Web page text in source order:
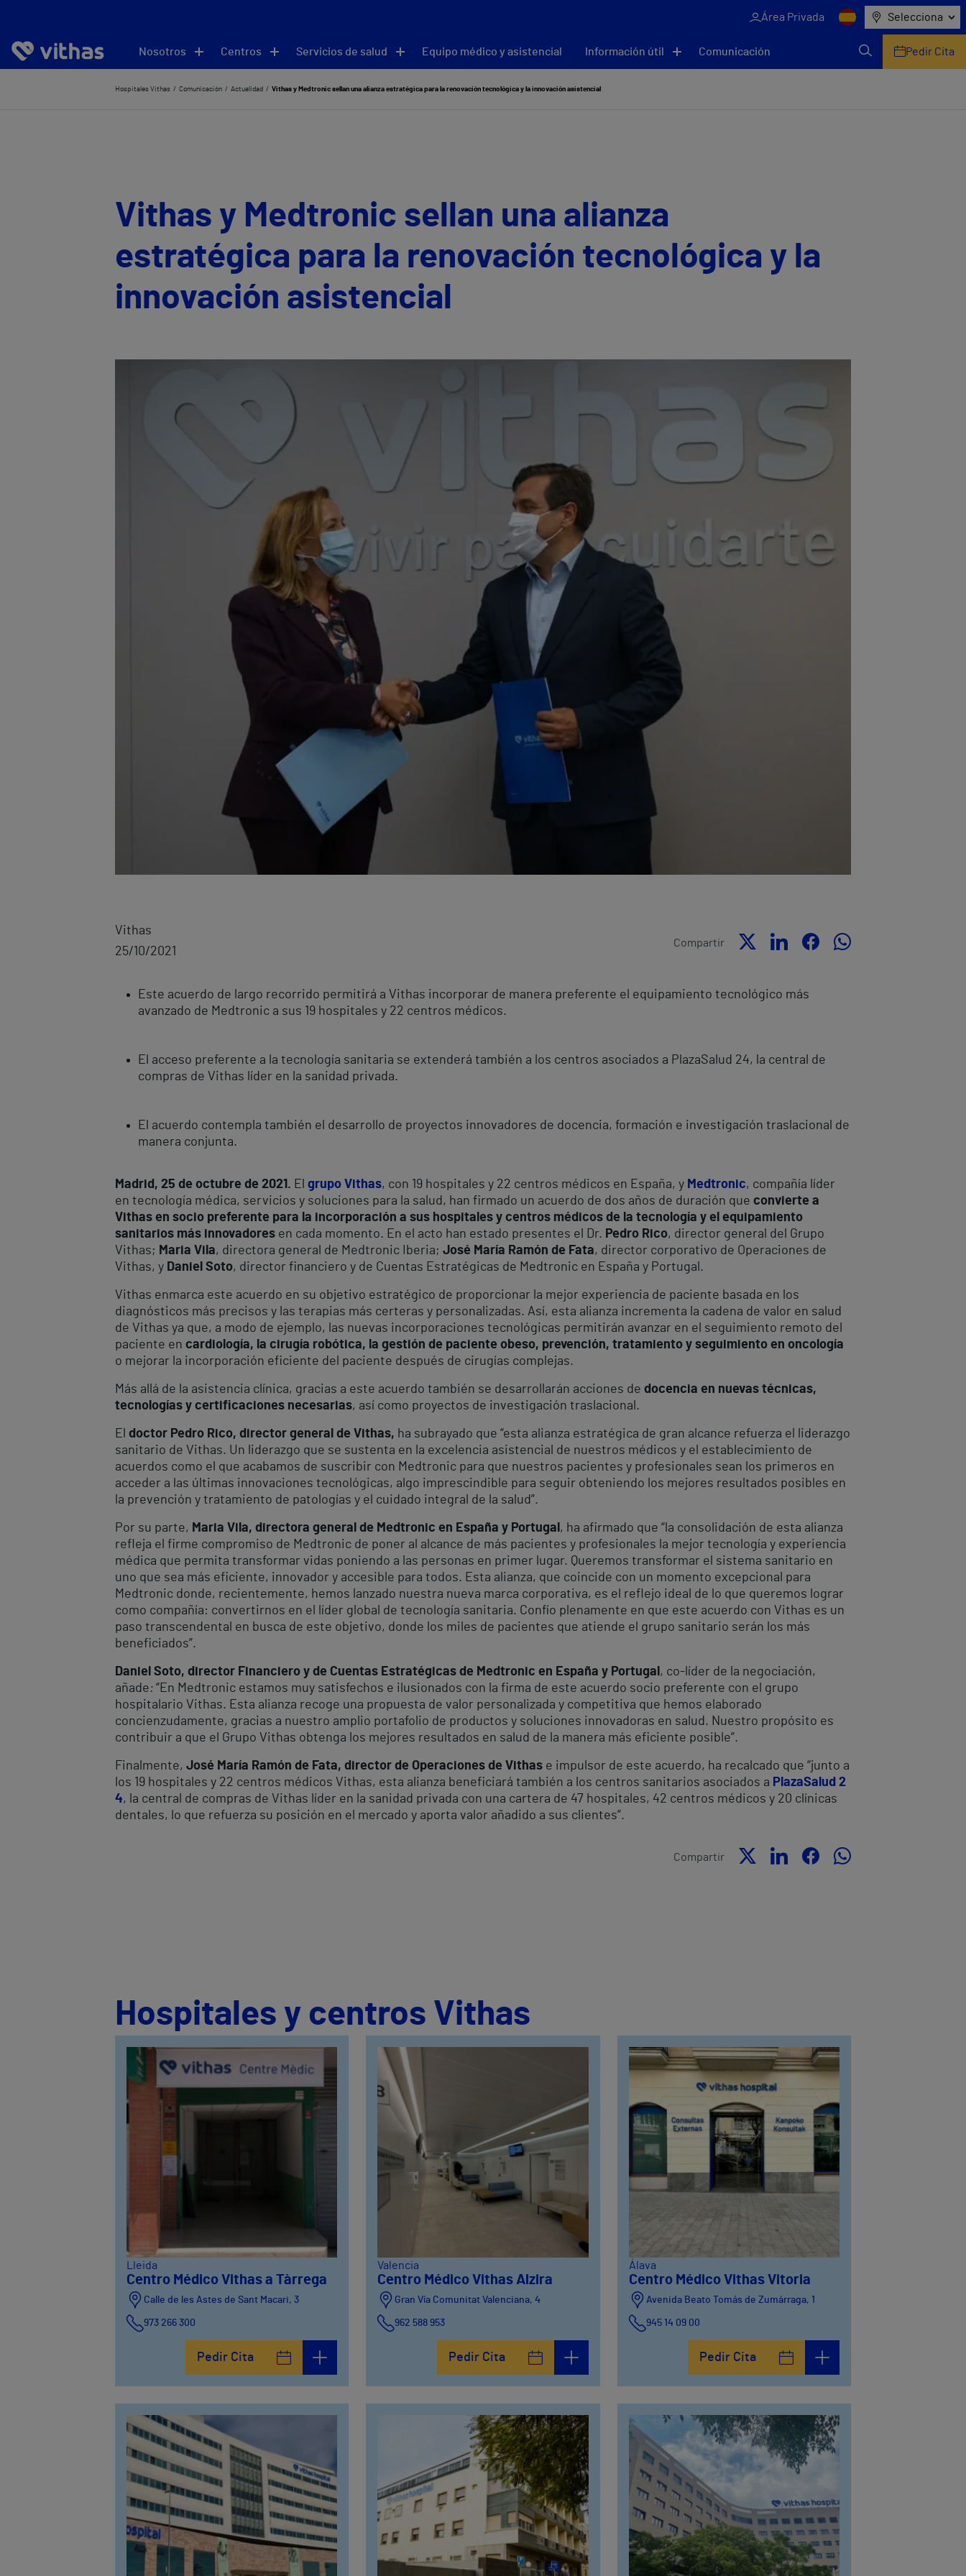
Área Privada Selecciona
Nosotros Centros Servicios de salud Equipo médico y asistencial Información útil Comunicación Pedir Cita
Hospitales Vithas Comunicación Actualidad Vithas y Medtronic sellan una alianza estratégica para la renovación tecnológica y la innovación asistencial
Vithas y Medtronic sellan una alianza
estratégica para la renovación tecnológica y la
innovación asistencial
Vithas
25/10/2021
Compartir
Este acuerdo de largo recorrido permitirá a Vithas incorporar de manera preferente el equipamiento tecnológico más
avanzado de Medtronic a sus 19 hospitales y 22 centros médicos.
El acceso preferente a la tecnología sanitaria se extenderá también a los centros asociados a PlazaSalud 24, la central de
compras de Vithas líder en la sanidad privada.
El acuerdo contempla también el desarrollo de proyectos innovadores de docencia, formación e investigación traslacional de
manera conjunta.
Madrid, 25 de octubre de 2021. El grupo Vithas, con 19 hospitales y 22 centros médicos en España, y Medtronic, compañía líder
en tecnología médica, servicios y soluciones para la salud, han firmado un acuerdo de dos años de duración que convierte a
Vithas en socio preferente para la incorporación a sus hospitales y centros médicos de la tecnología y el equipamiento
sanitarios más innovadores en cada momento. En el acto han estado presentes el Dr. Pedro Rico, director general del Grupo
Vithas; Maria Vila, directora general de Medtronic Iberia; José María Ramón de Fata, director corporativo de Operaciones de
Vithas, y Daniel Soto, director financiero y de Cuentas Estratégicas de Medtronic en España y Portugal.
Vithas enmarca este acuerdo en su objetivo estratégico de proporcionar la mejor experiencia de paciente basada en los
diagnósticos más precisos y las terapias más certeras y personalizadas. Así, esta alianza incrementa la cadena de valor en salud
de Vithas ya que, a modo de ejemplo, las nuevas incorporaciones tecnológicas permitirán avanzar en el seguimiento remoto del
paciente en cardiología, la cirugía robótica, la gestión de paciente obeso, prevención, tratamiento y seguimiento en oncología
o mejorar la incorporación eficiente del paciente después de cirugías complejas.
Más allá de la asistencia clínica, gracias a este acuerdo también se desarrollarán acciones de docencia en nuevas técnicas,
tecnologías y certificaciones necesarias, así como proyectos de investigación traslacional.
El doctor Pedro Rico, director general de Vithas, ha subrayado que “esta alianza estratégica de gran alcance refuerza el liderazgo
sanitario de Vithas. Un liderazgo que se sustenta en la excelencia asistencial de nuestros médicos y el establecimiento de
acuerdos como el que acabamos de suscribir con Medtronic para que nuestros pacientes y profesionales sean los primeros en
acceder a las últimas innovaciones tecnológicas, algo imprescindible para seguir obteniendo los mejores resultados posibles en
la prevención y tratamiento de patologías y el cuidado integral de la salud”.
Por su parte, Maria Vila, directora general de Medtronic en España y Portugal , ha afirmado que “la consolidación de esta alianza
refleja el firme compromiso de Medtronic de poner al alcance de más pacientes y profesionales la mejor tecnología y experiencia
médica que permita transformar vidas poniendo a las personas en primer lugar. Queremos transformar el sistema sanitario en
uno que sea más eficiente, innovador y accesible para todos. Esta alianza, que coincide con un momento excepcional para
Medtronic donde, recientemente, hemos lanzado nuestra nueva marca corporativa, es el reflejo ideal de lo que queremos lograr
como compañía: convertirnos en el líder global de tecnología sanitaria. Confío plenamente en que este acuerdo con Vithas es un
paso transcendental en busca de este objetivo, donde los miles de pacientes que atiende el grupo sanitario serán los más
beneficiados”.
Daniel Soto, director Financiero y de Cuentas Estratégicas de Medtronic en España y Portugal , co-líder de la negociación,
añade: “En Medtronic estamos muy satisfechos e ilusionados con la firma de este acuerdo socio preferente con el grupo
hospitalario Vithas. Esta alianza recoge una propuesta de valor personalizada y competitiva que hemos elaborado
concienzudamente, gracias a nuestro amplio portafolio de productos y soluciones innovadoras en salud. Nuestro propósito es
contribuir a que el Grupo Vithas obtenga los mejores resultados en salud de la manera más eficiente posible”.
Finalmente, José María Ramón de Fata, director de Operaciones de Vithas e impulsor de este acuerdo, ha recalcado que “junto a
los 19 hospitales y 22 centros médicos Vithas, esta alianza beneficiará también a los centros sanitarios asociados a PlazaSalud 2
4, la central de compras de Vithas líder en la sanidad privada con una cartera de 47 hospitales, 42 centros médicos y 20 clínicas
dentales, lo que refuerza su posición en el mercado y aporta valor añadido a sus clientes”.
Compartir
Hospitales y centros Vithas
Lleida
Centro Médico Vithas a Tàrrega
Calle de les Astes de Sant Macari, 3
973 266 300
Pedir Cita
Valencia
Centro Médico Vithas Alzira
Gran Vía Comunitat Valenciana, 4
962 588 953
Pedir Cita
Álava
Centro Médico Vithas Vitoria
Avenida Beato Tomás de Zumárraga, 1
945 14 09 00
Pedir Cita